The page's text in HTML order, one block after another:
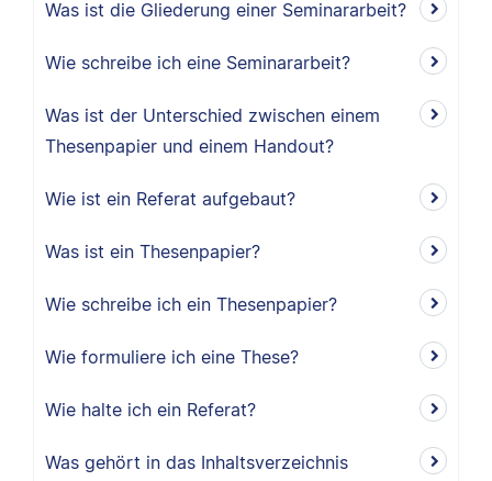
Was ist die Gliederung einer Seminararbeit?
Wie schreibe ich eine Seminararbeit?
Was ist der Unterschied zwischen einem
Thesenpapier und einem Handout?
Wie ist ein Referat aufgebaut?
Was ist ein Thesenpapier?
Wie schreibe ich ein Thesenpapier?
Wie formuliere ich eine These?
Wie halte ich ein Referat?
Was gehört in das Inhaltsverzeichnis